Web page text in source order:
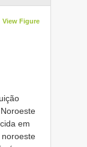
View Figure
em